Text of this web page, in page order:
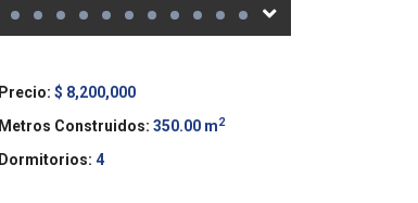
Precio: $ 8,200,000
Metros Construidos: 350.00 m2
Dormitorios: 4